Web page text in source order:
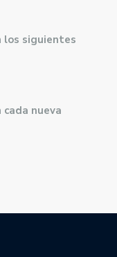
los siguientes
cada nueva